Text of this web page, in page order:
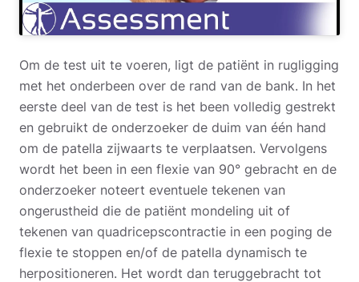
Om de test uit te voeren, ligt de patiënt in rugligging
met het onderbeen over de rand van de bank. In het
eerste deel van de test is het been volledig gestrekt
en gebruikt de onderzoeker de duim van één hand
om de patella zijwaarts te verplaatsen. Vervolgens
wordt het been in een flexie van 90° gebracht en de
onderzoeker noteert eventuele tekenen van
ongerustheid die de patiënt mondeling uit of
tekenen van quadricepscontractie in een poging de
flexie te stoppen en/of de patella dynamisch te
herpositioneren. Het wordt dan teruggebracht tot